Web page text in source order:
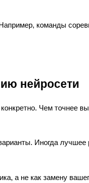
команды
нейросети
Чем точнее
Иногда
а не как замену